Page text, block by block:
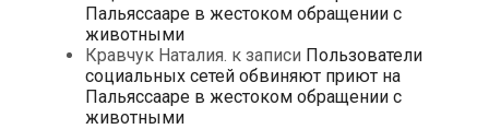
Пальяссааре в жестоком обращении с
животными
Кравчук Наталия. к записи Пользователи
социальных сетей обвиняют приют на
Пальяссааре в жестоком обращении с
животными